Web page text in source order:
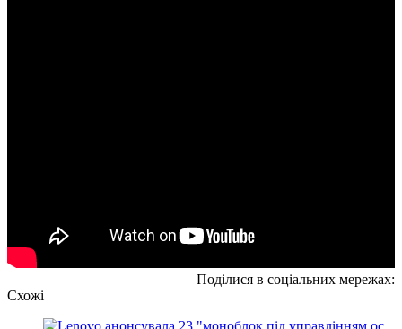
Поділися в соціальних мережах:
Схожі